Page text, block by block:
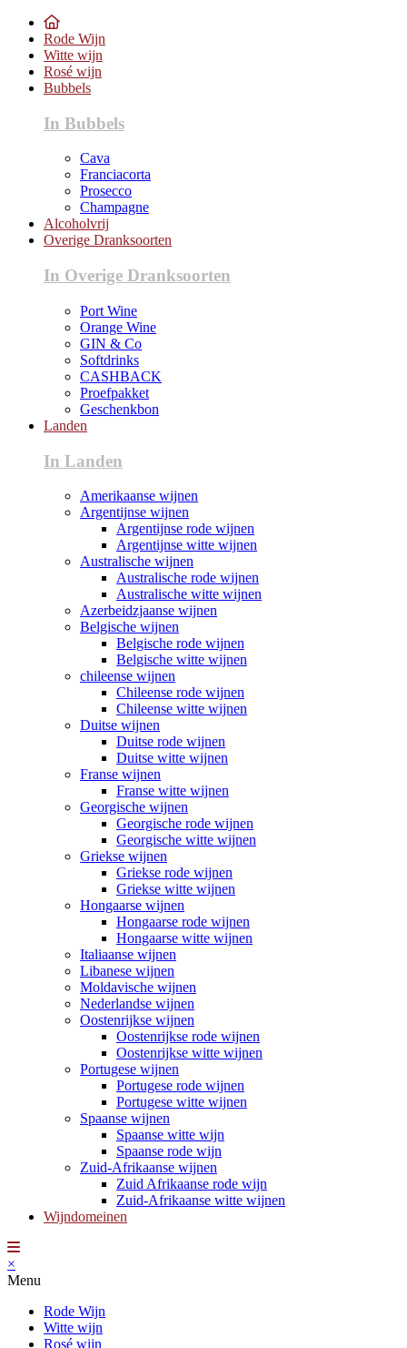
Rode Wijn
Witte wijn
Rosé wijn
Bubbels
In Bubbels
Cava
Franciacorta
Prosecco
Champagne
Alcoholvrij
Overige Dranksoorten
In Overige Dranksoorten
Port Wine
Orange Wine
GIN & Co
Softdrinks
CASHBACK
Proefpakket
Geschenkbon
Landen
In Landen
Amerikaanse wijnen
Argentijnse wijnen
Argentijnse rode wijnen
Argentijnse witte wijnen
Australische wijnen
Australische rode wijnen
Australische witte wijnen
Azerbeidzjaanse wijnen
Belgische wijnen
Belgische rode wijnen
Belgische witte wijnen
chileense wijnen
Chileense rode wijnen
Chileense witte wijnen
Duitse wijnen
Duitse rode wijnen
Duitse witte wijnen
Franse wijnen
Franse witte wijnen
Georgische wijnen
Georgische rode wijnen
Georgische witte wijnen
Griekse wijnen
Griekse rode wijnen
Griekse witte wijnen
Hongaarse wijnen
Hongaarse rode wijnen
Hongaarse witte wijnen
Italiaanse wijnen
Libanese wijnen
Moldavische wijnen
Nederlandse wijnen
Oostenrijkse wijnen
Oostenrijkse rode wijnen
Oostenrijkse witte wijnen
Portugese wijnen
Portugese rode wijnen
Portugese witte wijnen
Spaanse wijnen
Spaanse witte wijn
Spaanse rode wijn
Zuid-Afrikaanse wijnen
Zuid Afrikaanse rode wijn
Zuid-Afrikaanse witte wijnen
Wijndomeinen
×
Menu
Rode Wijn
Witte wijn
Rosé wijn